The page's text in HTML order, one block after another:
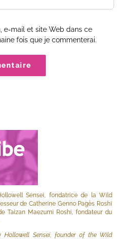
e-mail et site Web dans ce
fois que je commenterai.
Sensei, fondatrice de la Wild
de Catherine Genno Pagès Roshi
Taizan Maezumi Roshi, fondateur du
Hollowell Sensei, founder of the Wild